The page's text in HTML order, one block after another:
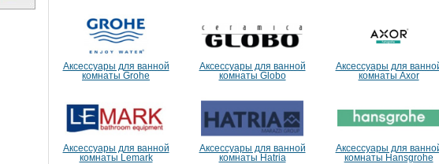
Аксессуары для ванной
комнаты Grohe
Аксессуары для ванной
комнаты Globo
Аксессуары для
комнаты Axor
Аксессуары для ванной
комнаты Lemark
Аксессуары для ванной
комнаты Hatria
Аксессуары для
комнаты Hansgrohe